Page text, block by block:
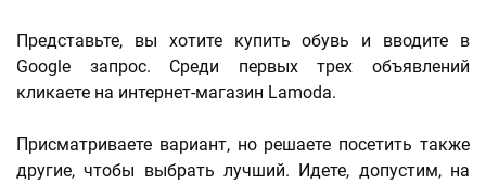
Представьте, вы хотите купить обувь и вводите в
Google запрос. Среди первых трех объявлений
кликаете на интернет-магазин Lamoda.
Присматриваете вариант, но решаете посетить также
другие, чтобы выбрать лучший. Идете, допустим, на